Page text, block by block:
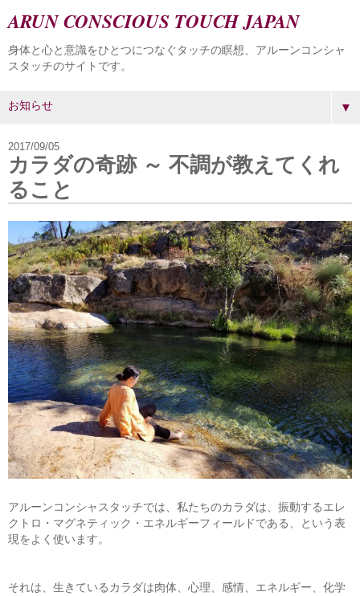
ARUN CONSCIOUS TOUCH JAPAN
身体と心と意識をひとつにつなぐタッチの瞑想、アルーンコンシャ
スタッチのサイトです。
▼
2017/09/05
カラダの奇跡 ～ 不調が教えてくれ
ること
アルーンコンシャスタッチでは、私たちのカラダは、振動するエレ
クトロ・マグネティック・エネルギーフィールドである、という表
現をよく使います。
それは、生きているカラダは肉体、心理、感情、エネルギー、化学